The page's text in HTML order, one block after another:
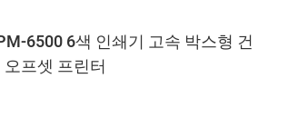
6500 6색 인쇄기 고속 박스형 건
오프셋 프린터